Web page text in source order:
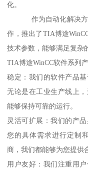
化。
作为自动化解决方案
作，推出了TIA博途
技术参数，能够满足复杂
TIA博途WinCC软件系列
稳定：我们的软件产品
无论是在工业生产线上
能够保持可靠的运行。
灵活可扩展：我们的产
您的具体需求进行定制
商，我们都能够为您提供
用户友好：我们注重用